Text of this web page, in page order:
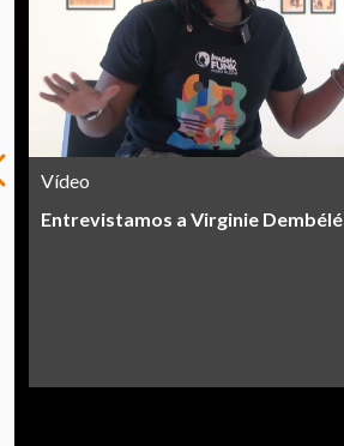
Vídeo
Entrevistamos a Virginie Dembélé